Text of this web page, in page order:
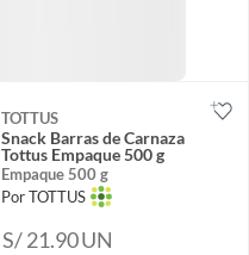
TOTTUS
Snack Barras de Carnaza
Tottus Empaque 500 g
Empaque 500 g
Por TOTTUS
S/ 21.90UN